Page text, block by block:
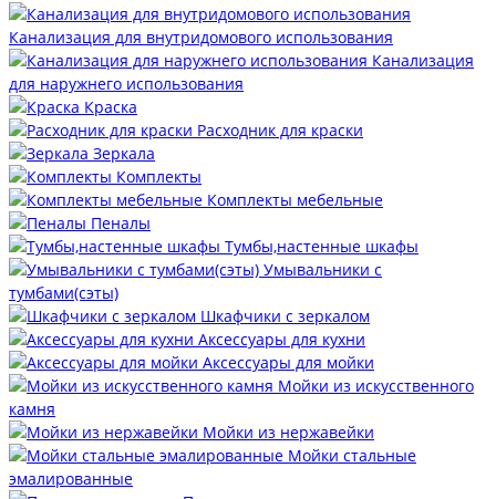
Канализация для внутридомового использования
Канализация
для наружнего использования
Краска
Расходник для краски
Зеркала
Комплекты
Комплекты мебельные
Пеналы
Тумбы,настенные шкафы
Умывальники с
тумбами(сэты)
Шкафчики с зеркалом
Аксессуары для кухни
Аксессуары для мойки
Мойки из искусственного
камня
Мойки из нержавейки
Мойки стальные
эмалированные